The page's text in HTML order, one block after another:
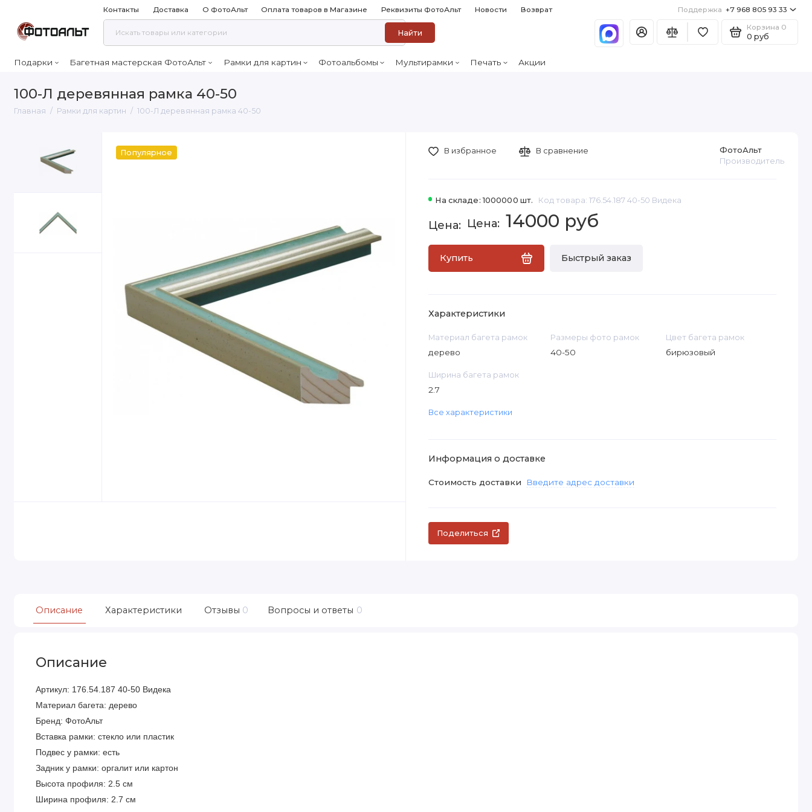
Контакты Доставка О ФотоАльт Оплата товаров в Магазине Реквизиты ФотоАльт Новости Возврат Поддержка +7 968 805 93 33
Найти
Корзина 0
0 руб
Подарки Багетная мастерская ФотоАльт Рамки для картин Фотоальбомы Мультирамки Печать Акции
100-Л деревянная рамка 40-50
Главная Рамки для картин 100-Л деревянная рамка 40-50
Популярное
На складе: 1000000 шт. Код товара: 176.54.187 40-50 Видека
ФотоАльт
Производитель
14000 руб
Купить Быстрый заказ
В избранное В сравнение
Характеристики
Материал багета рамок
дерево
Размеры фото рамок
40-50
Цвет багета рамок
бирюзовый
Ширина багета рамок
2.7
Все характеристики
Информация о доставке
Стоимость доставки Введите адрес доставки
Поделиться
Описание Характеристики Отзывы 0 Вопросы и ответы 0
Описание
Артикул: 176.54.187 40-50 Видека
Материал багета: дерево
Бренд: ФотоАльт
Вставка рамки: стекло или пластик
Подвес у рамки: есть
Задник у рамки: оргалит или картон
Высота профиля: 2.5 см
Ширина профиля: 2.7 см